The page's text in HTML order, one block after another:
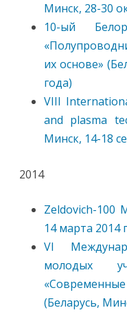
Минск, 28-30
10-ый
их основе»
года)
VIII
and plasma
Минск, 14-18
2014
Zeldovich-100
14 марта 2014
VI
молодых
(Беларусь,